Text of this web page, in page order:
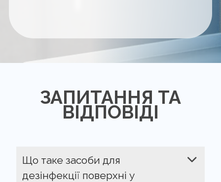
ЗАПИТАННЯ ТА
ВІДПОВІДІ
Що таке засоби для
дезінфекції поверхні у